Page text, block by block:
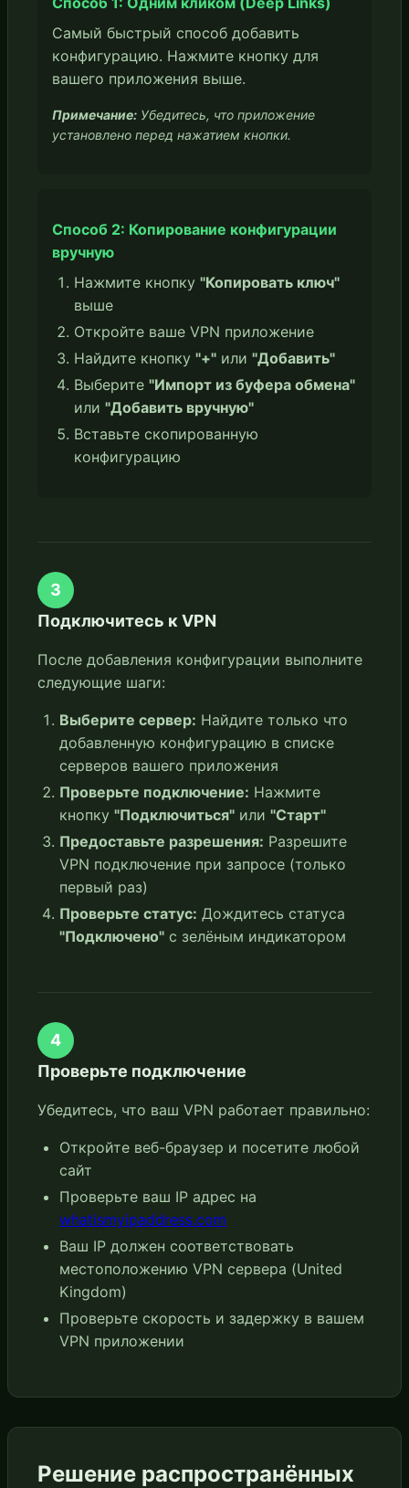
Самый быстрый способ добавить
конфигурацию. Нажмите кнопку для
вашего приложения выше.
Примечание: Убедитесь, что приложение
установлено перед нажатием кнопки.
Способ 2: Копирование конфигурации
вручную
Нажмите кнопку "Копировать ключ"
выше
Откройте ваше VPN приложение
Найдите кнопку "+" или "Добавить"
Выберите "Импорт из буфера обмена"
или "Добавить вручную"
Вставьте скопированную
конфигурацию
3
Подключитесь к VPN
После добавления конфигурации выполните
следующие шаги:
Выберите сервер: Найдите только что
добавленную конфигурацию в списке
серверов вашего приложения
Проверьте подключение: Нажмите
кнопку "Подключиться" или "Старт"
Предоставьте разрешения: Разрешите
VPN подключение при запросе (только
первый раз)
Проверьте статус: Дождитесь статуса
"Подключено" с зелёным индикатором
4
Проверьте подключение
Убедитесь, что ваш VPN работает правильно:
Откройте веб-браузер и посетите любой
сайт
Проверьте ваш IP адрес на
whatismyipaddress.com
Ваш IP должен соответствовать
местоположению VPN сервера (United
Kingdom)
Проверьте скорость и задержку в вашем
VPN приложении
Решение распространённых